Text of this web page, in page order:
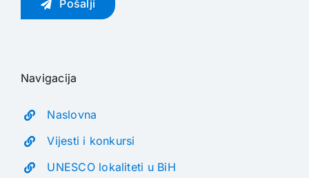
Pošalji
Navigacija
Naslovna
Vijesti i konkursi
UNESCO lokaliteti u BiH